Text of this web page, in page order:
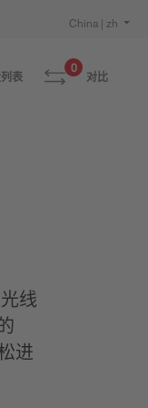
China | zh
表
0
对比
线
进